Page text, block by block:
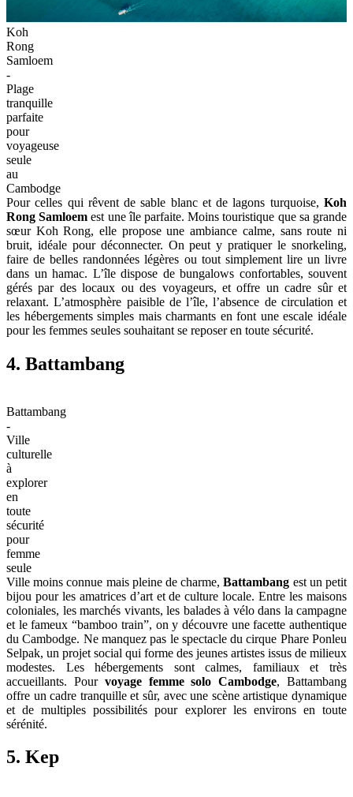
Koh
Rong
Samloem
-
Plage
tranquille
parfaite
pour
voyageuse
seule
au
Cambodge
Pour celles qui rêvent de sable blanc et de lagons turquoise, Koh
Rong Samloem est une île parfaite. Moins touristique que sa grande
sœur Koh Rong, elle propose une ambiance calme, sans route ni
bruit, idéale pour déconnecter. On peut y pratiquer le snorkeling,
faire de belles randonnées légères ou tout simplement lire un livre
dans un hamac. L’île dispose de bungalows confortables, souvent
gérés par des locaux ou des voyageurs, et offre un cadre sûr et
relaxant. L’atmosphère paisible de l’île, l’absence de circulation et
les hébergements simples mais charmants en font une escale idéale
pour les femmes seules souhaitant se reposer en toute sécurité.
4. Battambang
Battambang
-
Ville
culturelle
à
explorer
en
toute
sécurité
pour
femme
seule
Ville moins connue mais pleine de charme,Battambang est un petit
bijou pour les amatrices d’art et de culture locale. Entre les maisons
coloniales, les marchés vivants, les balades à vélo dans la campagne
et le fameux “bamboo train”, on y découvre une facette authentique
du Cambodge. Ne manquez pas le spectacle du cirque Phare Ponleu
Selpak, un projet social qui forme des jeunes artistes issus de milieux
modestes. Les hébergements sont calmes, familiaux et très
accueillants. Pour voyage femme solo Cambodge, Battambang
offre un cadre tranquille et sûr, avec une scène artistique dynamique
et de multiples possibilités pour explorer les environs en toute
sérénité.
5. Kep